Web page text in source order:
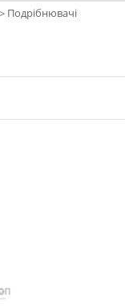
Подрібнювачі